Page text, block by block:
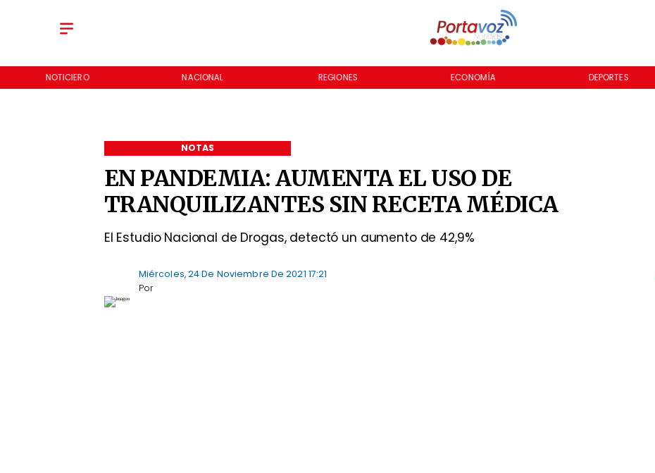
NOTICIERO NACIONAL REGIONES ECONOMÍA DEPORTES
EN PANDEMIA: AUMENTA EL USO DE
TRANQUILIZANTES SIN RECETA MÉDICA
El Estudio Nacional de Drogas, detectó un aumento de 42,9%
NOTAS
Miércoles, 24 De Noviembre De 2021 17:21
Por